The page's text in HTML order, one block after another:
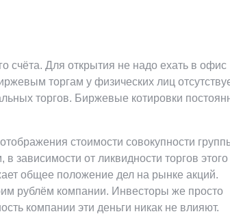
счёта. Для открытия не надо ехать в офис
торгам у физических лиц
торгов. Биржевые котировки
стоимости совокупности
зависимости от ликвидности торгов этого
общее положение дел на рынке акций.
рублём компании. Инвесторы же просто
компании эти деньги никак не влияют.